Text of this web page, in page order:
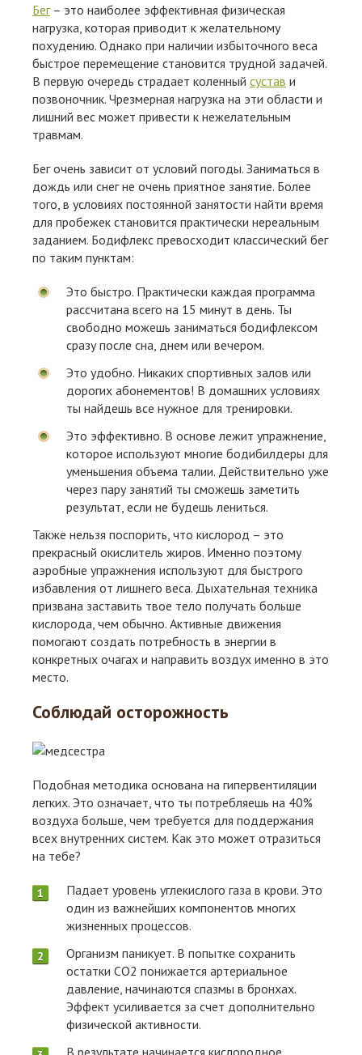
Бег– это наиболее эффективная физическая
нагрузка, которая приводит к желательному
похудению. Однако при наличии избыточного веса
быстрое перемещение становится трудной задачей.
В первую очередь страдает коленный сустав и
позвоночник. Чрезмерная нагрузка на эти области и
лишний вес может привести к нежелательным
травмам.
Бег очень зависит от условий погоды. Заниматься в
дождь или снег не очень приятное занятие. Более
того, в условиях постоянной занятости найти время
для пробежек становится практически нереальным
заданием. Бодифлекс превосходит классический бег
по таким пунктам:
Это быстро. Практически каждая программа
рассчитана всего на 15 минут в день. Ты
свободно можешь заниматься бодифлексом
сразу после сна, днем или вечером.
Это удобно. Никаких спортивных залов или
дорогих абонементов! В домашних условиях
ты найдешь все нужное для тренировки.
Это эффективно. В основе лежит упражнение,
которое используют многие бодибилдеры для
уменьшения объема талии. Действительно уже
через пару занятий ты сможешь заметить
результат, если не будешь лениться.
Также нельзя поспорить, что кислород – это
прекрасный окислитель жиров. Именно поэтому
аэробные упражнения используют для быстрого
избавления от лишнего веса. Дыхательная техника
призвана заставить твое тело получать больше
кислорода, чем обычно. Активные движения
помогают создать потребность в энергии в
конкретных очагах и направить воздух именно в это
место.
Соблюдай осторожность
Подобная методика основана на гипервентиляции
легких. Это означает, что ты потребляешь на 40%
воздуха больше, чем требуется для поддержания
всех внутренних систем. Как это может отразиться
на тебе?
Падает уровень углекислого газа в крови. Это
один из важнейших компонентов многих
жизненных процессов.
Организм паникует. В попытке сохранить
остатки СО2 понижается артериальное
давление, начинаются спазмы в бронхах.
Эффект усиливается за счет дополнительно
физической активности.
В результате начинается кислородное